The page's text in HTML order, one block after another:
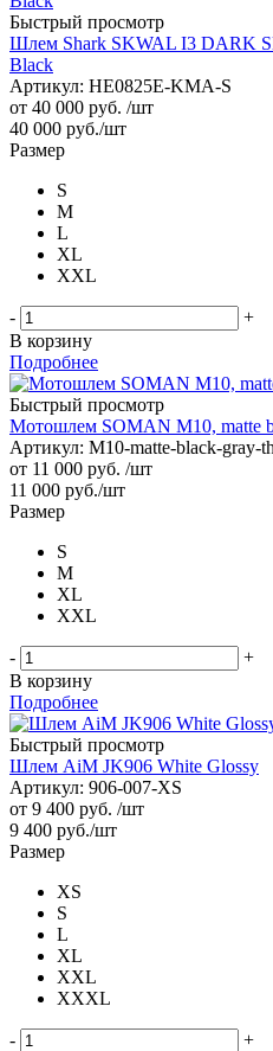
Быстрый просмотр
Шлем Shark SKWAL I3 DARK
Black
Артикул: HE0825E-KMA-S
от 40 000 руб. /шт
40 000 руб./шт
Размер
S
M
L
XL
XXL
-
+
В корзину
Подробнее
Быстрый просмотр
Мотошлем SOMAN M10, matte
Артикул: M10-matte-black-gray-
от 11 000 руб. /шт
11 000 руб./шт
Размер
S
M
XL
XXL
-
+
В корзину
Подробнее
Быстрый просмотр
Шлем AiM JK906 White Glossy
Артикул: 906-007-XS
от 9 400 руб. /шт
9 400 руб./шт
Размер
XS
S
L
XL
XXL
XXXL
-
+